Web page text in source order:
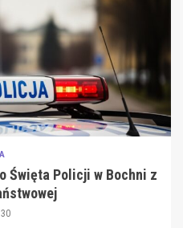
Święta Policji w Bochni z
30